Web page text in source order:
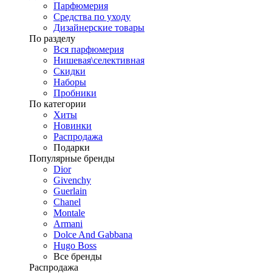
Парфюмерия
Средства по уходу
Дизайнерские товары
По разделу
Вся парфюмерия
Нишевая\селективная
Скидки
Наборы
Пробники
По категории
Хиты
Новинки
Распродажа
Подарки
Популярные бренды
Dior
Givenchy
Guerlain
Chanel
Montale
Armani
Dolce And Gabbana
Hugo Boss
Все бренды
Распродажа